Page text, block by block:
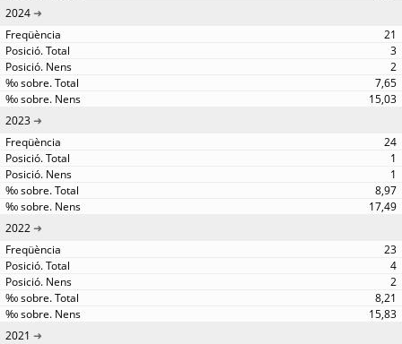
2024
21
3
2
7,65
15,03
2023
24
1
1
8,97
17,49
2022
23
4
2
8,21
15,83
2021